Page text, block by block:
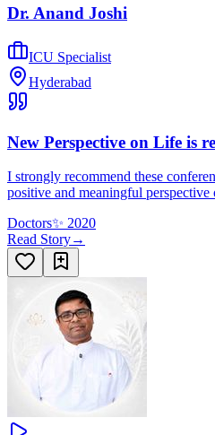
Dr. Anand Joshi
ICU Specialist
Hyderabad
New Perspective on Life is
I strongly recommend these
positive and meaningful perspective
Doctors✨ 2020
Read Story→